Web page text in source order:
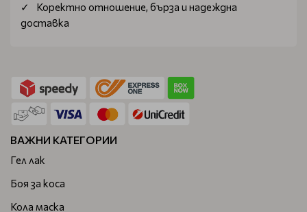
Коректно отношение, бърза и надеждна
доставка
ВАЖНИ КАТЕГОРИИ
Гел лак
Боя за коса
Кола маска